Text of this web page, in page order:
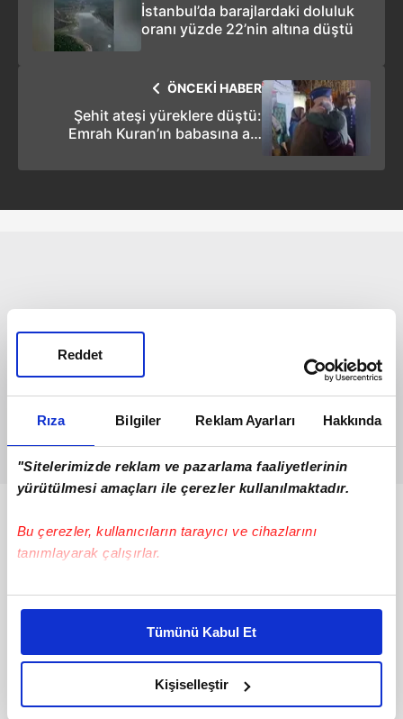
Rıza Bilgiler Reklam Ayarları Hakkında
"Sitelerimizde reklam ve pazarlama faaliyetlerinin
yürütülmesi amaçları ile çerezler kullanılmaktadır.
Bu çerezler, kullanıcıların tarayıcı ve cihazlarını
tanımlayarak çalışırlar.
Bu çerezlere izin vermeniz halinde sizlere özel
daha iyi reklam deneyimi yaşatabiliriz. Bunu yaparken
amacımızın size daha iyi bir reklam deneyimi sunmak
olduğunu ve sizlere en iyi içerikleri sunabilmek adına
elimizden gelen çabayı gösterdiğimizi ve bu noktada,
Tümünü Kabul Et
Kişiselleştir
Reddet
İstanbul’da barajlardaki doluluk
oranı yüzde 22’nin altına düştü
ÖNCEKİ HABER
Şehit ateşi yüreklere düştü:
Emrah Kuran’ın babasına acı
Bunlar da Var